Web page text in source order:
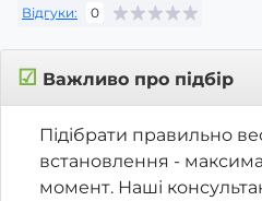
Відгуки: 0
☑ Важливо про підбір
Підібрати правильно
встановлення -
момент. Наші